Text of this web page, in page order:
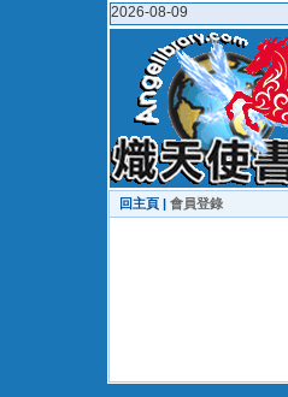
2026-08-09
回主頁 | 會員登錄